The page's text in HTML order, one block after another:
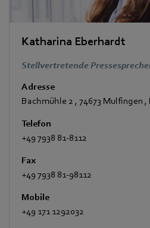
Katharina Eberhardt
Stellvertretende
Adresse
Bachmühle 2 , 74673 Mulfingen ,
Telefon
+49 7938 81-8112
Fax
+49 7938 81-98112
Mobile
+49 171 1292032